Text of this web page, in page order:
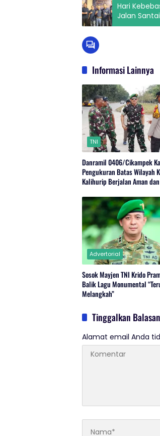
Hari
Jalan
Informasi Lainnya
TNI
Danramil 0406/Cikampek
Pengukuran Batas Wilayah
Kalihurip Berjalan Aman
Advertorial
Sosok Mayjen TNI Krido
Balik Lagu Monumental
Melangkah”
Tinggalkan Balasan
Alamat email Anda